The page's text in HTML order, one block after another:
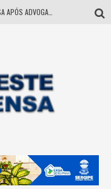
TRT MULTA EMPRESA APÓS ADVOGADA USAR IA E INVENTAR PRECEDENTES JUDICIAIS
Mulher morre durante operação contra grupo investigado por roubo de cargas e tráfico de drogas em Sergipe